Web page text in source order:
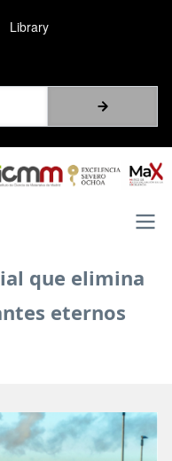
Library
que elimina
eternos